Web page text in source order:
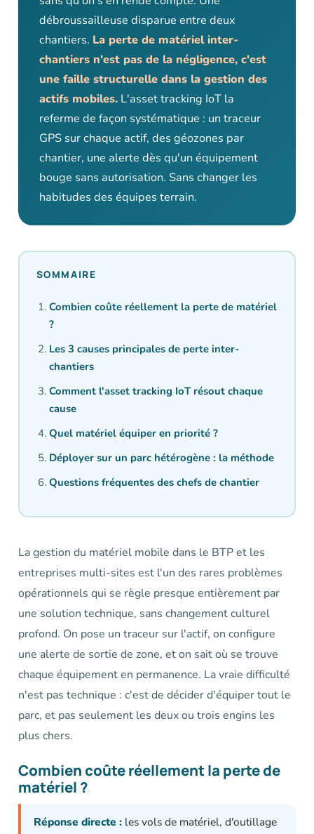
débroussailleuse disparue entre deux
chantiers. La perte de matériel inter-
chantiers n'est pas de la négligence, c'est
une faille structurelle dans la gestion des
actifs mobiles. L'asset tracking IoT la
referme de façon systématique : un traceur
GPS sur chaque actif, des géozones par
chantier, une alerte dès qu'un équipement
bouge sans autorisation. Sans changer les
habitudes des équipes terrain.
SOMMAIRE
Combien coûte réellement la perte de matériel
?
Les 3 causes principales de perte inter-
chantiers
Comment l'asset tracking IoT résout chaque
cause
Quel matériel équiper en priorité ?
Déployer sur un parc hétérogène : la méthode
Questions fréquentes des chefs de chantier
La gestion du matériel mobile dans le BTP et les
entreprises multi-sites est l'un des rares problèmes
opérationnels qui se règle presque entièrement par
une solution technique, sans changement culturel
profond. On pose un traceur sur l'actif, on configure
une alerte de sortie de zone, et on sait où se trouve
chaque équipement en permanence. La vraie difficulté
n'est pas technique : c'est de décider d'équiper tout le
parc, et pas seulement les deux ou trois engins les
plus chers.
Combien coûte réellement la perte de
matériel ?
Réponse directe : les vols de matériel, d'outillage